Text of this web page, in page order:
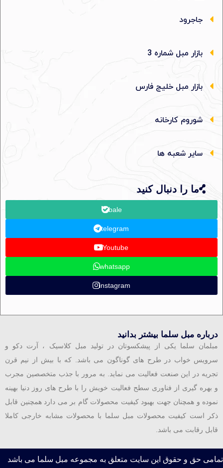
جاجرود
بازار مبل شماره 3
بازار مبل خلیج فارس
شوروم کارخانه
سایر شعبه ها
ما را دنبال کنید
bale
telegram
Youtube
whatsapp
instagram
درباره مبل سلما بیشتر بدانید
مبلمان سلما یکی از پیشکسوتان در تولید مبل کلاسیک ، آرت دکو و
سرویس خواب در طرح های گوناگون می باشد. که با بیش از نیم قرن
تجریه در این صنعت فعالیت می نماید. به مرور با جذب متخصصین مجرب
و بهره گیری از فناوری سطح فعالیت خویش را با طرح های روز دنیا بهینه
نموده و همچنان جهت بهبود کیفیت محصولات گام بر می دارد همچنین قابل
ذکر است کیفیت محصولات مبل سلما با محصولات مشابه خارجی کاملا
قابل رقابت می باشد.
تمامی حق و حقوق این سایت متعلق به مجموعه مبل سلما می باشد